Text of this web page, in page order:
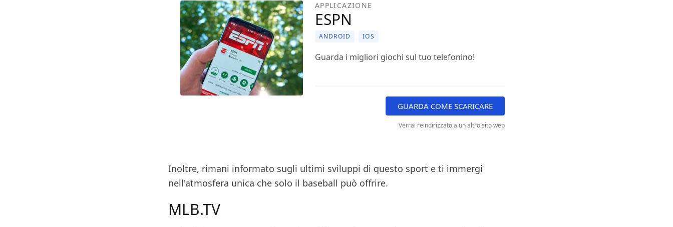
APPLICAZIONE
ESPN
ANDROID IOS
Guarda i migliori giochi sul tuo telefonino!
GUARDA COME SCARICARE
Verrai reindirizzato a un altro sito web
Inoltre, rimani informato sugli ultimi sviluppi di questo sport e ti immergi
nell'atmosfera unica che solo il baseball può offrire.
MLB.TV